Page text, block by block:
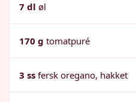
7 dl øl
170 g tomatpuré
3 ss fersk oregano, hakket